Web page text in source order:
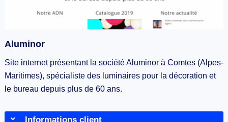
Aluminor
Site internet présentant la société Aluminor à Comtes (Alpes-
Maritimes), spécialiste des luminaires pour la décoration et
le bureau depuis plus de 60 ans.
Informations client